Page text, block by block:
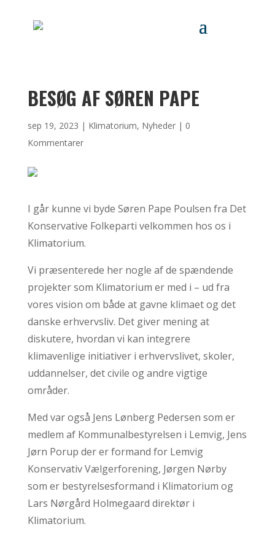
BESØG AF SØREN PAPE
sep 19, 2023 | Klimatorium, Nyheder| 0
Kommentarer
I går kunne vi byde Søren Pape Poulsen fra Det
Konservative Folkeparti velkommen hos os i
Klimatorium.
Vi præsenterede her nogle af de spændende
projekter som Klimatorium er med i – ud fra
vores vision om både at gavne klimaet og det
danske erhvervsliv. Det giver mening at
diskutere, hvordan vi kan integrere
klimavenlige initiativer i erhvervslivet, skoler,
uddannelser, det civile og andre vigtige
områder.
Med var også Jens Lønberg Pedersen som er
medlem af Kommunalbestyrelsen i Lemvig, Jens
Jørn Porup der er formand for Lemvig
Konservativ Vælgerforening, Jørgen Nørby
som er bestyrelsesformand i Klimatorium og
Lars Nørgård Holmegaard direktør i
Klimatorium.